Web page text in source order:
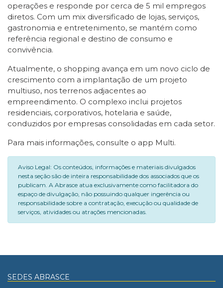
operações e responde por cerca de 5 mil empregos
diretos. Com um mix diversificado de lojas, serviços,
gastronomia e entretenimento, se mantém como
referência regional e destino de consumo e
convivência.
Atualmente, o shopping avança em um novo ciclo de
crescimento com a implantação de um projeto
multiuso, nos terrenos adjacentes ao
empreendimento. O complexo inclui projetos
residenciais, corporativos, hotelaria e saúde,
conduzidos por empresas consolidadas em cada setor.
Para mais informações, consulte o app Multi.
Aviso Legal: Os conteúdos, informações e materiais divulgados
nesta seção são de inteira responsabilidade dos associados que os
publicam. A Abrasce atua exclusivamente como facilitadora do
espaço de divulgação, não possuindo qualquer ingerência ou
responsabilidade sobre a contratação, execução ou qualidade de
serviços, atividades ou atrações mencionadas.
SEDES ABRASCE